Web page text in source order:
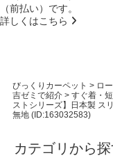
（前払い）です。
詳しくはこちら
びっくりカーペット > ロ
吉ゼミで紹介> すぐ着・
ストシリーズ】日本製 ス
無地 (ID:163032583)
カテゴリから